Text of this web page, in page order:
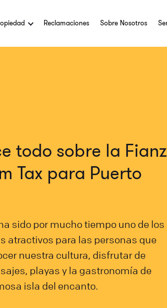
Reclamaciones Sobre Nosotros
todo sobre la
Tax para Puerto
sido por mucho tiempo uno de los
atractivos para las personas que
nuestra cultura, disfrutar de
playas y la gastronomía de
isla del encanto.